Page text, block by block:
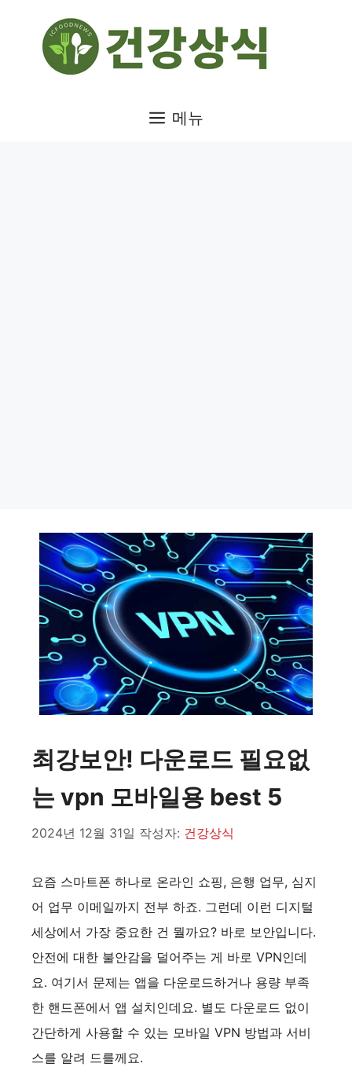
메뉴
최강보안! 다운로드 필요없
는 vpn 모바일용 best 5
2024년 12월 31일 작성자: 건강상식
요즘 스마트폰 하나로 온라인 쇼핑, 은행 업무, 심지
어 업무 이메일까지 전부 하죠. 그런데 이런 디지털
세상에서 가장 중요한 건 뭘까요? 바로 보안입니다.
안전에 대한 불안감을 덜어주는 게 바로 VPN인데
요. 여기서 문제는 앱을 다운로드하거나 용량 부족
한 핸드폰에서 앱 설치인데요. 별도 다운로드 없이
간단하게 사용할 수 있는 모바일 VPN 방법과 서비
스를 알려 드를께요.